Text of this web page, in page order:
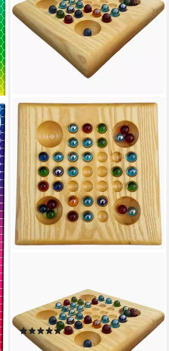
Esche, Familienspiel, bringt
die „Grauen Zellen“ auf Trab.
(1)
31,95 €